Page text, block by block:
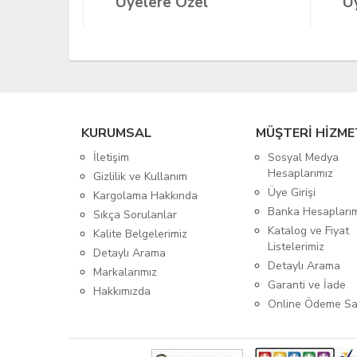
KURUMSAL
İletişim
Gizlilik ve Kullanım
Kargolama Hakkında
Sıkça Sorulanlar
Kalite Belgelerimiz
Detaylı Arama
Markalarımız
Hakkımızda
MÜŞTERİ
Sosyal Medya
Hesaplarımız
Üye Girişi
Banka
Katalog ve Fiyat
Listelerimiz
Detaylı Arama
Garanti ve İade
Online Ödeme